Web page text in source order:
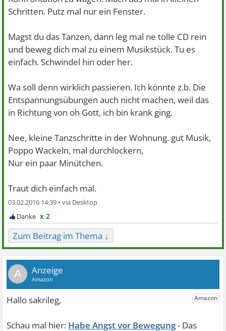
Schritten. Putz mal nur ein Fenster.
Magst du das Tanzen, dann leg mal ne tolle CD rein
und beweg dich mal zu einem Musikstück. Tu es
einfach. Schwindel hin oder her.
Wa soll denn wirklich passieren. Ich könnte z.b. Die
Entspannungsübungen auch nicht machen, weil das
in Richtung von oh Gott, ich bin krank ging.
Nee, kleine Tanzschritte in der Wohnung. gut Musik,
Poppo Wackeln, mal durchlockern,
Nur ein paar Minütchen.
Traut dich einfach mal.
03.02.2016 14:39 •
x 2
Zum Beitrag im Thema ↓
A
Habe Angst vor Bewegung